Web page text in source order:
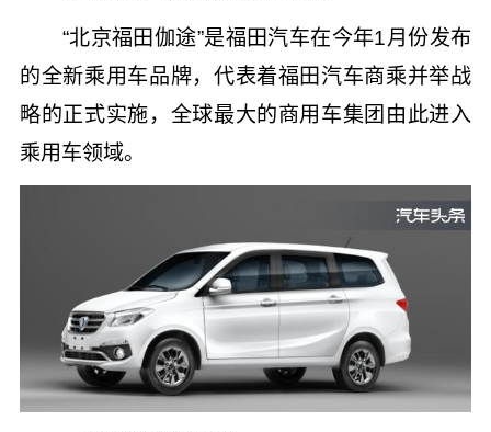
“北京福田伽途”是福田汽车在今年1月份发布
的全新乘用车品牌，代表着福田汽车商乘并举战
略的正式实施，全球最大的商用车集团由此进入
乘用车领域。